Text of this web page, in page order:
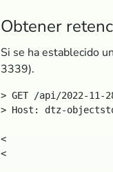
Obtener
Si se ha establecido
3339).
> GET /api/2022-11-
> Host: dtz-
<